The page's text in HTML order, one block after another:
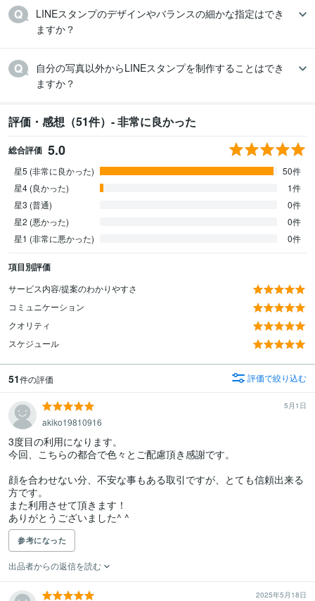
LINEスタンプのデザインやバランスの細かな指定はでき
ますか？
自分の写真以外からLINEスタンプを制作することはでき
ますか？
評価・感想（51件）- 非常に良かった
総合評価 5.0
星5 (非常に良かった)
50件
星4 (良かった)
1件
星3 (普通)
0件
星2 (悪かった)
0件
星1 (非常に悪かった)
0件
項目別評価
サービス内容/提案のわかりやすさ
コミュニケーション
クオリティ
スケジュール
51件の評価 評価で絞り込む
5月1日
akiko19810916
3度目の利用になります。
今回、こちらの都合で色々とご配慮頂き感謝です。
顔を合わせない分、不安な事もある取引ですが、とても信頼出来る
方です。
また利用させて頂きます！
ありがとうございました^ ^
参考になった
出品者からの返信を読む
2025年5月18日